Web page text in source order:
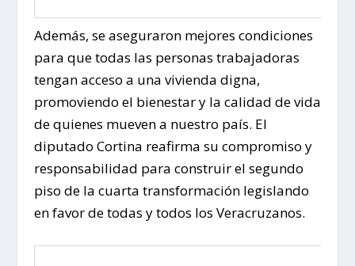
Además, se aseguraron mejores condiciones
para que todas las personas trabajadoras
tengan acceso a una vivienda digna,
promoviendo el bienestar y la calidad de vida
de quienes mueven a nuestro país. El
diputado Cortina reafirma su compromiso y
responsabilidad para construir el segundo
piso de la cuarta transformación legislando
en favor de todas y todos los Veracruzanos.